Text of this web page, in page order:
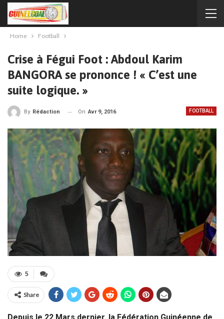
Home Football
Crise à Fégui Foot : Abdoul Karim
BANGORA se prononce ! « C’est une
suite logique. »
FOOTBALL
By Rédaction On Avr 9, 2016
5
Share